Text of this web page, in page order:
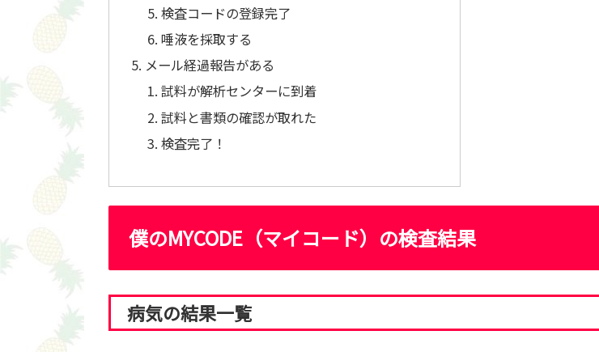
検査コードの登録完了
唾液を採取する
メール経過報告がある
試料が解析センターに到着
試料と書類の確認が取れた
検査完了！
僕のMYCODE（マイコード）の検査結果
病気の結果一覧